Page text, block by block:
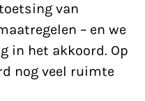
van
– en we
in het akkoord. Op
nog veel ruimte